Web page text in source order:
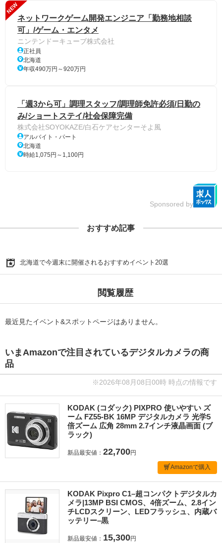
NEW
ネットワークゲーム開発エンジニア「勤務地相談
可」/ゲーム・エンタメ
ニンテンドーキューブ株式会社
正社員
北海道
年収490万円～920万円
「週3から可」調理スタッフ/調理師免許必須/日勤の
み/ショートステイ/社会保障完備
株式会社SOYOKAZE/白石ケアセンターそよ風
アルバイト・パート
北海道
時給1,075円～1,100円
Sponsored by
おすすめ記事
北海道で今週末に開催されるおすすめイベント20選
閲覧履歴
最近見たイベント&スポットページはありません。
いまAmazonで注目されているデジタルカメラの商
品
※2026年08月08日00時 時点の情報です
KODAK (コダック) PIXPRO 使いやすい ズ
ーム FZ55-BK 16MP デジタルカメラ 光学5
倍ズーム 広角 28mm 2.7インチ液晶画面 (ブ
ラック)
新品最安値： 22,700円
Amazonで購入
KODAK Pixpro C1–超コンパクトデジタルカ
メラ|13MP BSI CMOS、4倍ズーム、2.8イン
チLCDスクリーン、LEDフラッシュ、内蔵バ
ッテリー–黒
新品最安値： 15,300円